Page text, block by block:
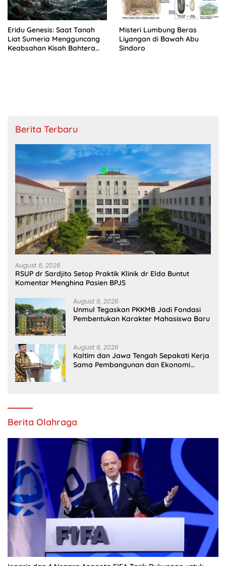
Eridu Genesis: Saat Tanah
Liat Sumeria Mengguncang
Keabsahan Kisah Bahtera
Misteri Lumbung Beras
Liyangan di Bawah Abu
Sindoro
Berita Terbaru
August 6, 2026
RSUP dr Sardjito Setop Praktik Klinik dr Elda Buntut
Komentar Menghina Pasien BPJS
August 6, 2026
Unmul Tegaskan PKKMB Jadi Fondasi
Pembentukan Karakter Mahasiswa Baru
August 6, 2026
Kaltim dan Jawa Tengah Sepakati Kerja
Sama Pembangunan dan Ekonomi
Berita Olahraga